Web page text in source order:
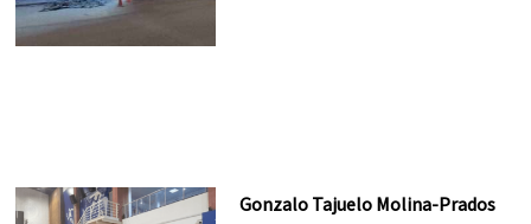
Gonzalo Tajuelo Molina-Prados